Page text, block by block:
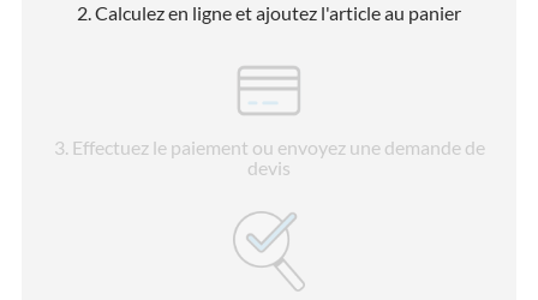
2. Calculez en ligne et ajoutez l'article au panier
3 . Effectuez le paiement ou envoyez une demande de
devis